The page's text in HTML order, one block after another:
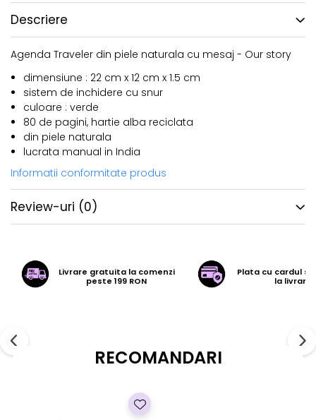
Descriere
Agenda Traveler din piele naturala cu mesaj - Our story
dimensiune : 22 cm x 12 cm x 1.5 cm
sistem de inchidere cu snur
culoare : verde
80 de pagini, hartie alba reciclata
din piele naturala
lucrata manual in India
Informatii conformitate produs
Review-uri (0)
Livrare gratuita la comenzi
peste 199 RON
Plata cu cardul
la livrare
RECOMANDARI